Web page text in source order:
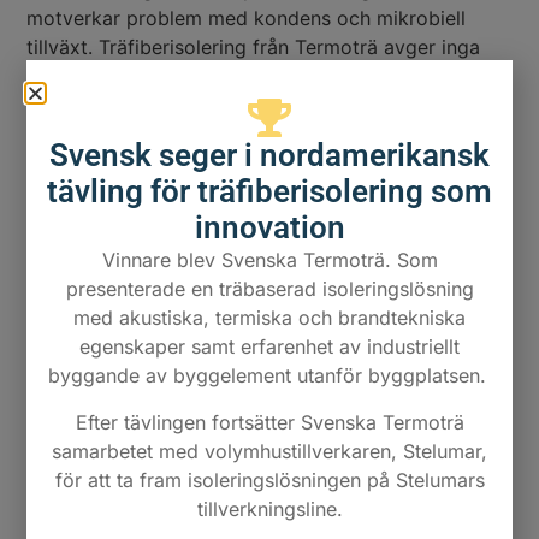
motverkar problem med kondens och mikrobiell
tillväxt. Träfiberisolering från Termoträ avger inga
skadliga emissioner och skapar därmed en hälsosam
boendemiljö för dig och din familj.
Miljöfördelar med
träfiberisolering
När du väljer Termoträ träfiberisolering gör du ett
aktivt val för miljön. Vårt material består av 100%
förnybar råvara från ansvarsfullt skogsbruk. Under
sin livstid fortsätter träfibrerna att lagra koldioxid
som träden bundit under sin tillväxt, vilket gör
produkten till ett klimatsmart alternativ.
Kretsloppsprodukt
Tillverkningsprocessen för vår träfiberisolering är
energisnål jämfört med många andra
Svensk seger i nordamerikansk
tävling för träfiberisolering som
innovation
Vinnare blev Svenska Termoträ. Som
presenterade en träbaserad isoleringslösning
med akustiska, termiska och brandtekniska
egenskaper samt erfarenhet av industriellt
byggande av byggelement utanför byggplatsen.
Efter tävlingen fortsätter Svenska Termoträ
samarbetet med volymhustillverkaren, Stelumar,
för att ta fram isoleringslösningen på Stelumars
tillverkningsline.